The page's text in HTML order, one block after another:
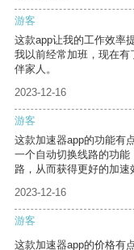
游客
这款app让我的工作效率
我以前经常加班，现在
伴家人。
2023-12-16
游客
这款加速器app的功能有
一个自动切换线路的功
路，从而获得更好的加速
2023-12-16
游客
这款加速器app的价格有